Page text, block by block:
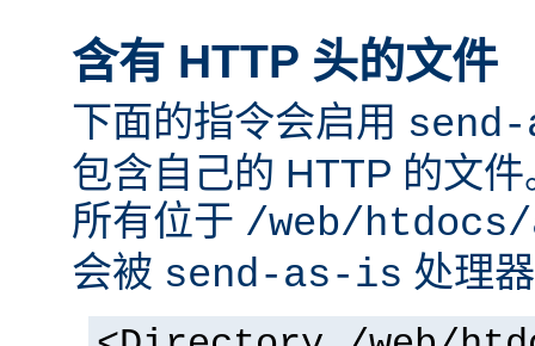
含有 HTTP 头的文件
下面的指令会启用
包含自己的 HTTP 的文
所有位于 /web/
会被 send-as-is 处理